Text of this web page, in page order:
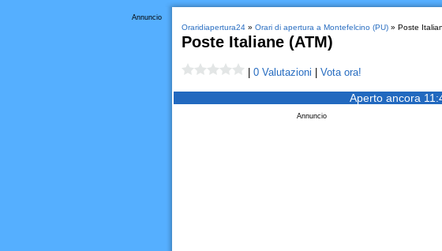
Annuncio
Oraridiapertura24» Orari di apertura a Montefelcino (PU)» Poste
Poste Italiane (ATM)
0 Valutazioni Vota ora!
Aperto ancora
Annuncio